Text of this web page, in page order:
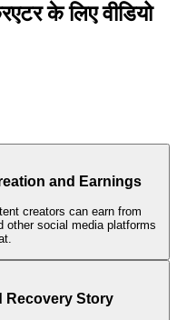
के लिए वीडियो
and Earnings
creators can earn from
other social media platforms
Recovery Story